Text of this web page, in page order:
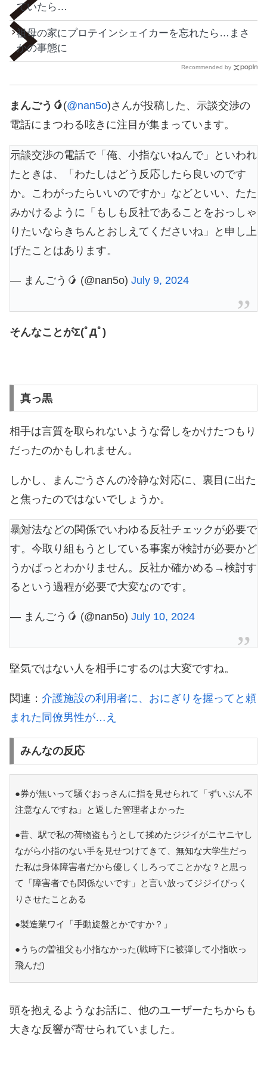
ていたら…
祖母の家にプロテインシェイカーを忘れたら…まさ
かの事態に
Recommended by
まんごう🥭(@nan5o)さんが投稿した、示談交渉の
電話にまつわる呟きに注目が集まっています。
示談交渉の電話で「俺、小指ないねんで」といわれ
たときは、「わたしはどう反応したら良いのです
か。こわがったらいいのですか」などといい、たた
みかけるように「もしも反社であることをおっしゃ
りたいならきちんとおしえてくださいね」と申し上
げたことはあります。
— まんごう🥭 (@nan5o) July 9, 2024
そんなことがΣ(ﾟДﾟ)
真っ黒
相手は言質を取られないような脅しをかけたつもり
だったのかもしれません。
しかし、まんごうさんの冷静な対応に、裏目に出た
と焦ったのではないでしょうか。
暴対法などの関係でいわゆる反社チェックが必要で
す。今取り組もうとしている事案が検討が必要かど
うかぱっとわかりません。反社か確かめる→検討す
るという過程が必要で大変なのです。
— まんごう🥭 (@nan5o) July 10, 2024
堅気ではない人を相手にするのは大変ですね。
関連： 介護施設の利用者に、おにぎりを握ってと頼
まれた同僚男性が…え
みんなの反応
●券が無いって騒ぐおっさんに指を見せられて「ずいぶん不
注意なんですね」と返した管理者よかった
●昔、駅で私の荷物盗もうとして揉めたジジイがニヤニヤし
ながら小指のない手を見せつけてきて、無知な大学生だっ
た私は身体障害者だから優しくしろってことかな？と思っ
て「障害者でも関係ないです」と言い放ってジジイびっく
りさせたことある
●製造業ワイ「手動旋盤とかですか？」
●うちの曽祖父も小指なかった(戦時下に被弾して小指吹っ
飛んだ)
頭を抱えるようなお話に、他のユーザーたちからも
大きな反響が寄せられていました。